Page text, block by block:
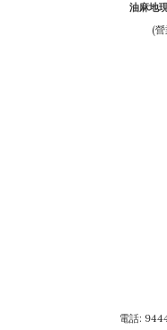
油麻地
(營
電話: